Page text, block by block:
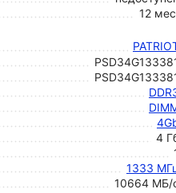
12
4
1333
10664 МБ/